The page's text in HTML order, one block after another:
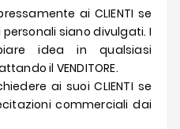
ai CLIENTI se
siano divulgati. I
idea in qualsiasi
il VENDITORE.
ai suoi CLIENTI se
commerciali dai